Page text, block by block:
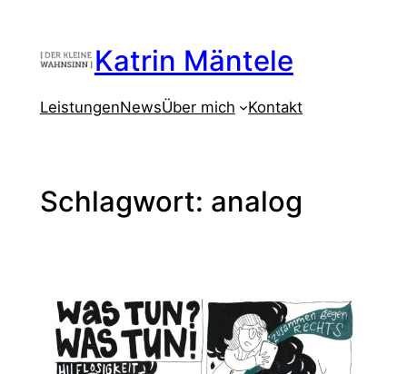
springen
Katrin Mäntele
LeistungenNewsÜber mich Kontakt
Schlagwort: analog